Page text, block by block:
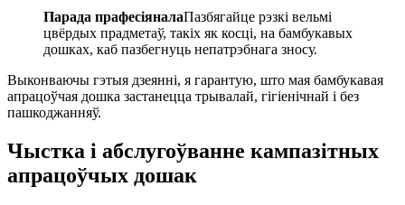
Парада прафесіяналаПазбягайце рэзкі вельмі
цвёрдых прадметаў, такіх як косці, на бамбукавых
дошках, каб пазбегнуць непатрэбнага зносу.
Выконваючы гэтыя дзеянні, я гарантую, што мая бамбукавая
апрацоўчая дошка застанецца трывалай, гігіенічнай і без
пашкоджанняў.
Чыстка і абслугоўванне кампазітных
апрацоўчых дошак